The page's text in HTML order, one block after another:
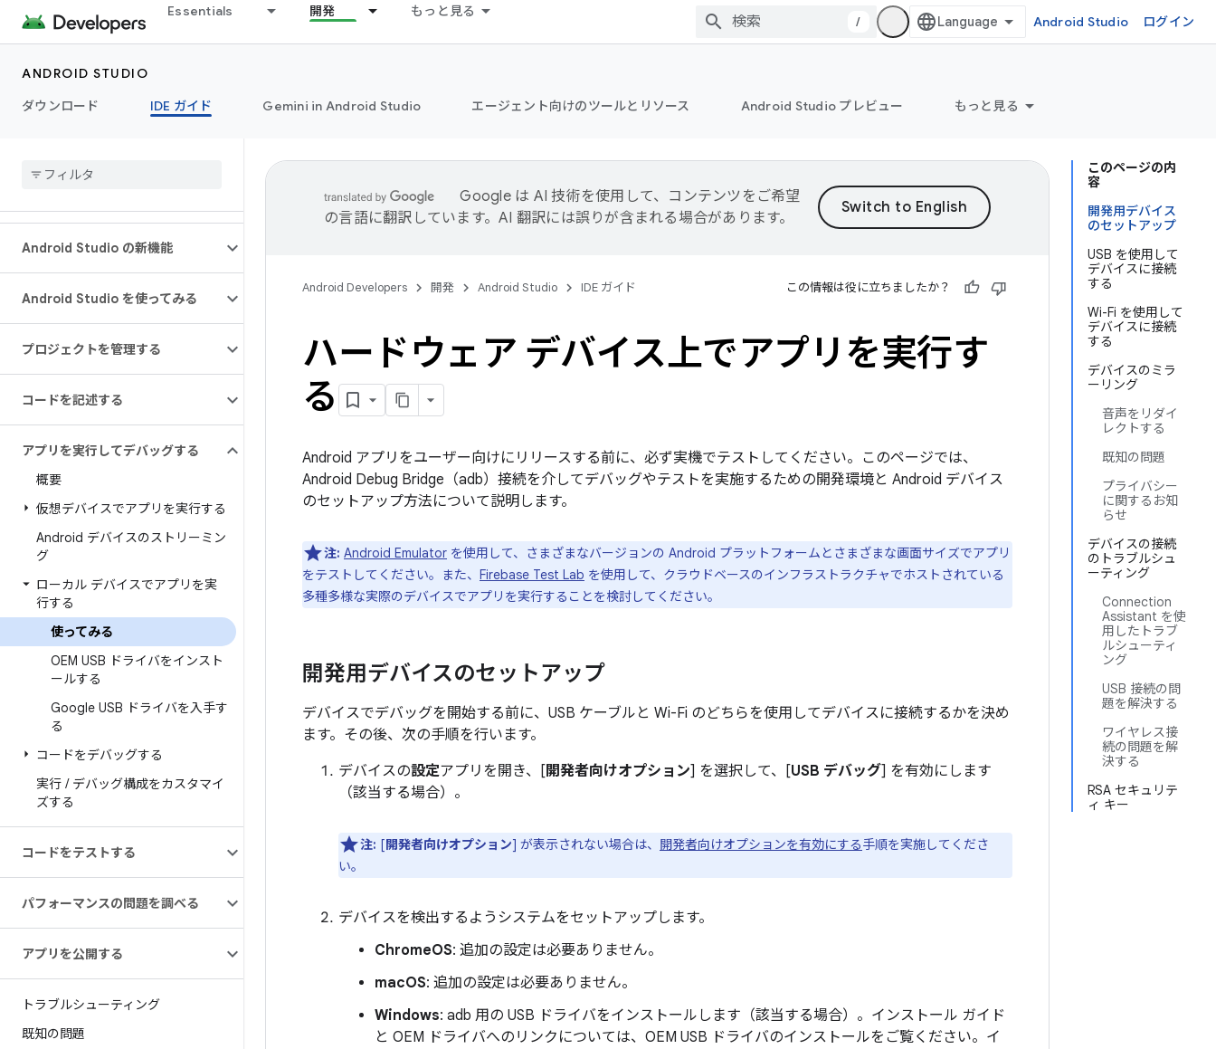
Essentials 開発 もっと見る
/ Android Studio ログイン
ANDROID STUDIO
ダウンロード
IDE ガイド Gemini in Android Studio エージェント向けのツールとリソース Android Studio プレビュー もっと見る
Android Studio の新機能
Android Studio を使ってみる
プロジェクトを管理する
コードを記述する
アプリを実行してデバッグする
概要
仮想デバイスでアプリを実行する
Android デバイスのストリーミン
グ
ローカル デバイスでアプリを実
行する
使ってみる
OEM USB ドライバをインスト
ールする
Google USB ドライバを入手す
る
コードをデバッグする
実行 /デバッグ構成をカスタマイ
ズする
コードをテストする
パフォーマンスの問題を調べる
アプリを公開する
トラブルシューティング
既知の問題
このページの内
容
開発用デバイス
のセットアップ
USB を使用して
デバイスに接続
する
Wi-Fi を使用して
デバイスに接続
する
デバイスのミラ
ーリング
音声をリダイ
レクトする
既知の問題
プライバシー
に関するお知
らせ
デバイスの接続
のトラブルシュ
ーティング
Connection
Assistant を使
用したトラブ
ルシューティ
ング
USB 接続の問
題を解決する
ワイヤレス接
続の問題を解
決する
RSA セキュリテ
ィ キー
Google は AI 技術を使用して、コンテンツをご希望
の言語に翻訳しています。AI 翻訳には誤りが含まれる場合があります。
Android Developers 開発 Android Studio IDE ガイド この情報は役に立ちましたか？
ハードウェア デバイス上でアプリを実行す
る
Android アプリをユーザー向けにリリースする前に、必ず実機でテストしてください。このページでは、
Android Debug Bridge（adb）接続を介してデバッグやテストを実施するための開発環境と Android デバイス
のセットアップ方法について説明します。
注: Android Emulator を使用して、さまざまなバージョンの Android プラットフォームとさまざまな画面サイズでアプリ
をテストしてください。また、 Firebase Test Lab を使用して、クラウドベースのインフラストラクチャでホストされている
多種多様な実際のデバイスでアプリを実行することを検討してください。
開発用デバイスのセットアップ
デバイスでデバッグを開始する前に、USB ケーブルと Wi-Fi のどちらを使用してデバイスに接続するかを決め
ます。その後、次の手順を行います。
デバイスの設定アプリを開き、[ 開発者向けオプション] を選択して、[USB デバッグ] を有効にします
（該当する場合）。
注: [開発者向けオプション] が表示されない場合は、 開発者向けオプションを有効にする手順を実施してくださ
い。
デバイスを検出するようシステムをセットアップします。
ChromeOS: 追加の設定は必要ありません。
macOS: 追加の設定は必要ありません。
Windows: adb 用の USB ドライバをインストールします（該当する場合）。インストール ガイド
と OEM ドライバへのリンクについては、OEM USB ドライバのインストールをご覧ください。イ